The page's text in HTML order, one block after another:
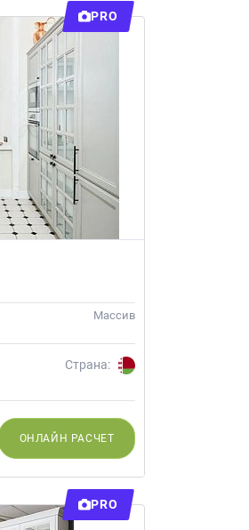
PRO
Массив
Страна:
ОНЛАЙН РАСЧЕТ
PRO